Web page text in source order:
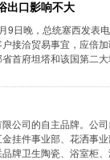
出口影响不大
9日晚，总统塞西发表
接洽贸易事宜，应倍
首府坦塔和该国第二
公司的自主品牌。公
挂件事业部、花洒事
牌卫生陶瓷、浴室柜